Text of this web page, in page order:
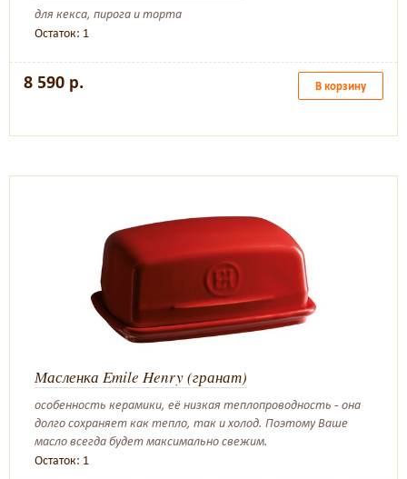
для кекса, пирога и торта
Остаток: 1
8 590 р. В корзину
Масленка Emile Henry (гранат)
особенность керамики, её низкая теплопроводность - она
долго сохраняет как тепло, так и холод. Поэтому Ваше
масло всегда будет максимально свежим.
Остаток: 1